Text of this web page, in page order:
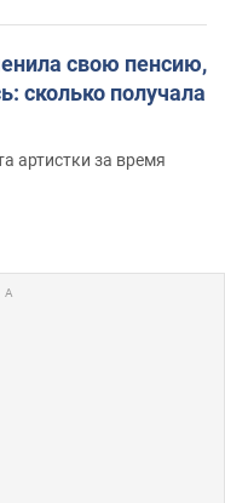
свою пенсию,
сколько получала
артистки за время